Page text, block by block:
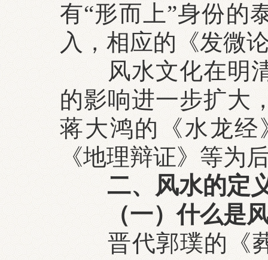
有“形而上”身份的
入，相应的《发微
风水文化在明清
的影响进一步扩大
蒋大鸿的《水龙
《地理辩证》等为
二、风水的定
（一）什么是
晋代郭璞的《葬